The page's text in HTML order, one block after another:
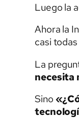
Luego la
Ahora la
casi
La
necesita
Sino